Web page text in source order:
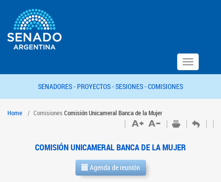
Toggle
navigation
SENADORES - PROYECTOS -SESIONES -COMISIONES
Home Comisiones Comisión Unicameral Banca de la Mujer
COMISIÓN UNICAMERAL BANCA DE LA MUJER
Agenda de reunión